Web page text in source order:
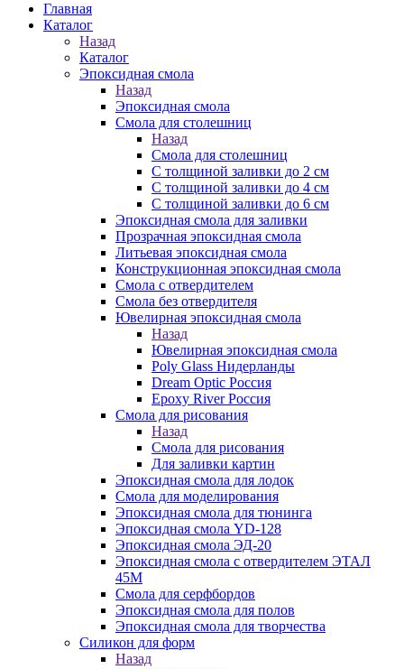
Главная
Каталог
Назад
Каталог
Эпоксидная смола
Назад
Эпоксидная смола
Смола для столешниц
Назад
Смола для столешниц
С толщиной заливки до 2 см
С толщиной заливки до 4 см
С толщиной заливки до 6 см
Эпоксидная смола для заливки
Прозрачная эпоксидная смола
Литьевая эпоксидная смола
Конструкционная эпоксидная смола
Смола с отвердителем
Смола без отвердителя
Ювелирная эпоксидная смола
Назад
Ювелирная эпоксидная смола
Poly Glass Нидерланды
Dream Optic Россия
Epoxy River Россия
Смола для рисования
Назад
Смола для рисования
Для заливки картин
Эпоксидная смола для лодок
Смола для моделирования
Эпоксидная смола для тюнинга
Эпоксидная смола YD-128
Эпоксидная смола ЭД-20
Эпоксидная смола с отвердителем ЭТАЛ
45М
Смола для серфбордов
Эпоксидная смола для полов
Эпоксидная смола для творчества
Силикон для форм
Назад